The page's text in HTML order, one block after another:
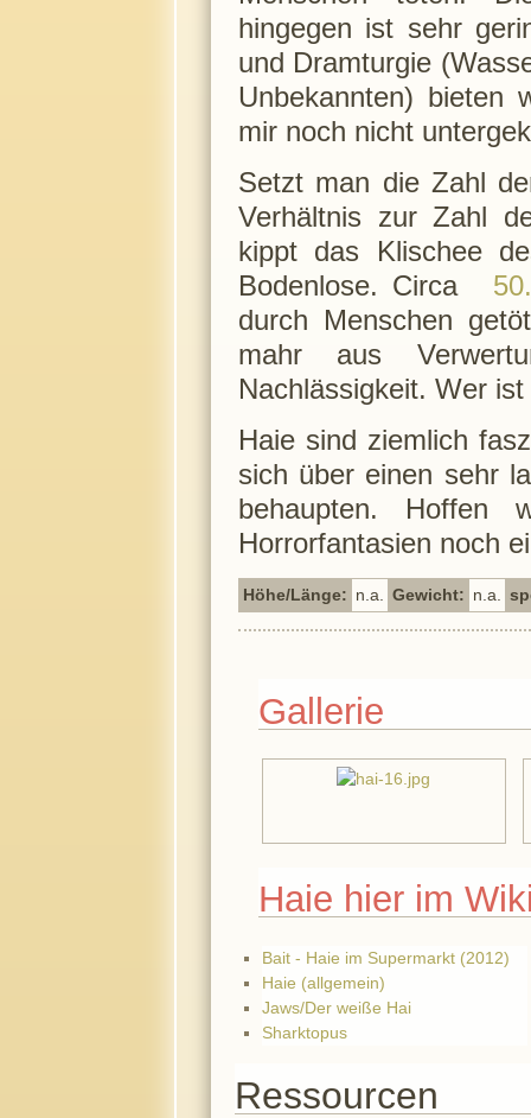
hingegen ist sehr
und Dramturgie
Unbekannten) bieten
mir noch nicht
Setzt man die Zahl
Verhältnis zur Zahl
kippt das Klischee
Bodenlose. Circa
durch Menschen
mahr aus
Nachlässigkeit. Wer
Haie sind ziemlich
sich über einen sehr
behaupten.
Horrorfantasien noch
Höhe/Länge: n.a. Gewicht: n.a.
Gallerie
Haie hier im
Bait - Haie im Supermarkt (2012)
Haie (allgemein)
Jaws/Der weiße Hai
Sharktopus
Ressourcen